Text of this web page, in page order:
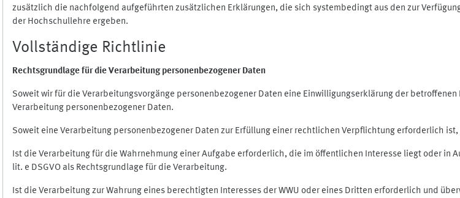
zusätzlich die nachfolgend aufgeführten zusätzlichen Erklärungen, die sich systembedingt aus den zur
der Hochschullehre ergeben.
Vollständige Richtlinie
Rechtsgrundlage für die Verarbeitung personenbezogener Daten
Soweit wir für die Verarbeitungsvorgänge personenbezogener Daten eine Einwilligungserklärung der
Verarbeitung personenbezogener Daten.
Soweit eine Verarbeitung personenbezogener Daten zur Erfüllung einer rechtlichen Verpflichtung erforderlich
Ist die Verarbeitung für die Wahrnehmung einer Aufgabe erforderlich, die im öffentlichen Interesse liegt oder in
lit. e DSGVO als Rechtsgrundlage für die Verarbeitung.
Ist die Verarbeitung zur Wahrung eines berechtigten Interesses der WWU oder eines Dritten erforderlich und